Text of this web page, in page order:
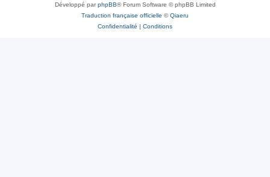
Développé parphpBB® Forum Software © phpBB Limited
Traduction française officielle ©Qiaeru
Confidentialité | Conditions